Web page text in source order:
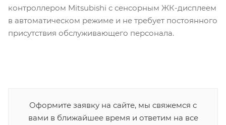
контроллером Mitsubishi с сенсорным ЖК-дисплеем
в автоматическом режиме и не требует постоянного
присутствия обслуживающего персонала.
Оформите заявку на сайте, мы свяжемся с
вами в ближайшее время и ответим на все